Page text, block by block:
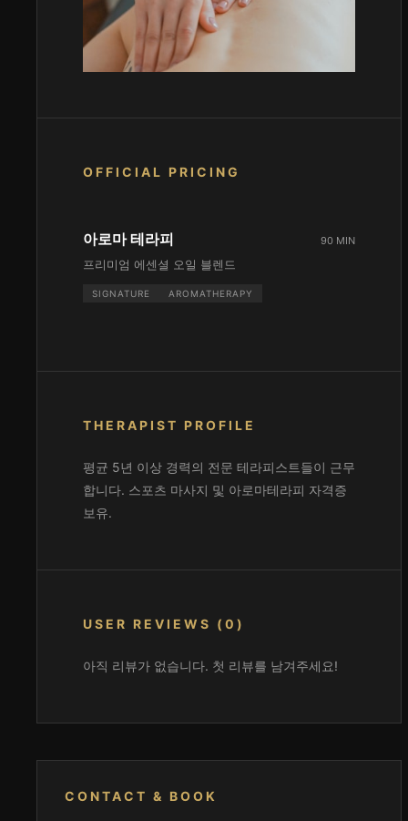
OFFICIAL PRICING
아로마 테라피
프리미엄 에센셜 오일 블렌드
SIGNATURE AROMATHERAPY
90 MIN
THERAPIST PROFILE
평균 5년 이상 경력의 전문 테라피스트들이 근무
합니다. 스포츠 마사지 및 아로마테라피 자격증
보유.
USER REVIEWS (0)
아직 리뷰가 없습니다. 첫 리뷰를 남겨주세요!
CONTACT & BOOK